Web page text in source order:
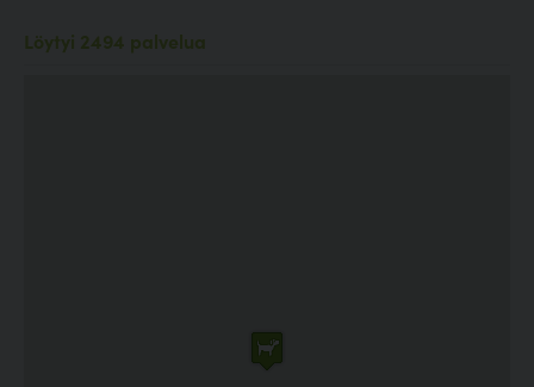
Löytyi 2494 palvelua